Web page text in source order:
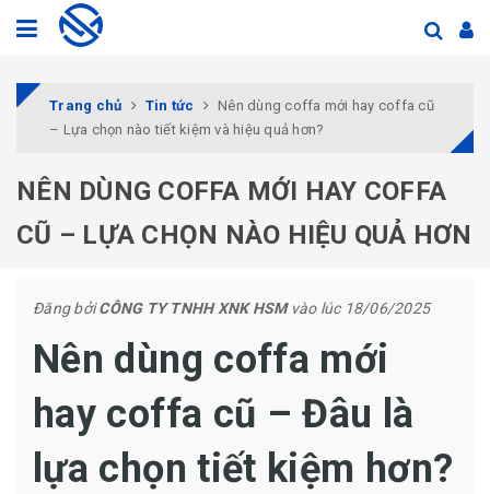
Trang chủ Tin tức
Nên dùng coffa mới hay coffa cũ
– Lựa chọn nào tiết kiệm và hiệu quả hơn?
NÊN DÙNG COFFA MỚI HAY COFFA
CŨ – LỰA CHỌN NÀO HIỆU QUẢ HƠN
Đăng bởiCÔNG TY TNHH XNK HSMvào lúc 18/06/2025
Nên dùng coffa mới
hay coffa cũ – Đâu là
lựa chọn tiết kiệm hơn?